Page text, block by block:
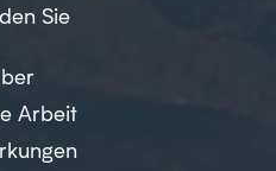
Sie
Arbeit